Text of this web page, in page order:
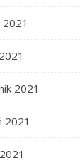
2021
2021